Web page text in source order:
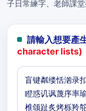
子日常練字、老師課堂
請輸入想要產
character lists)